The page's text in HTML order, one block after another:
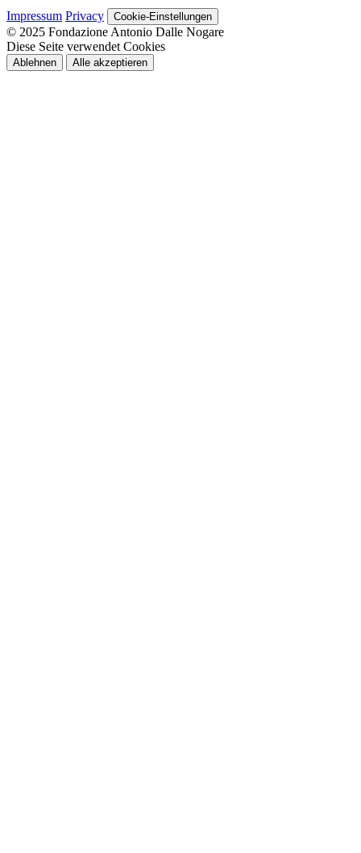
Impressum Privacy Cookie-Einstellungen
© 2025 Fondazione Antonio Dalle Nogare
Diese Seite verwendet Cookies
Ablehnen Alle akzeptieren